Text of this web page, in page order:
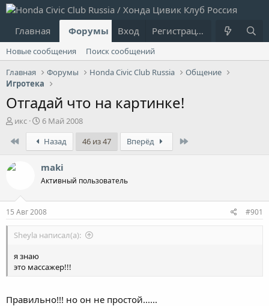
Главная Форумы Что нового?
Вход Регистрация
Новые сообщения
Поиск сообщений
Главная
Форумы Honda Civic Club Russia
Общение
Игротека
Отгадай что на картинке!
А
т
р
т
ы
икс
Д
а
т
а
н
а
ч
л
а
6 Май 2008
Назад 46 из 47 Вперёд
maki
Активный пользователь
15 Авг 2008 #901
Sheyla написал(а):
я знаю
это массажер!!!
Правильно!!! но он не простой......